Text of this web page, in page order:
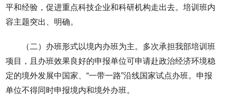
平和经验，促进重点科技企业和科研机构走出去。培训班内
容主题突出、明确。
（二）办班形式以境内办班为主。多次承担我部培训班
项目，且办班效果良好的申报单位可申请赴政治经济环境稳
定的境外发展中国家、“一带一路”沿线国家试点办班。申报
单位不得同时申报境内和境外办班。